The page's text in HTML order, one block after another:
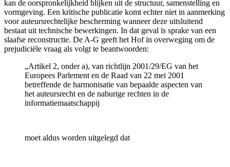
kan de oorspronkelijkheid blijken uit de structuur, samenstelling en
vormgeving. Een kritische publicatie komt echter niet in aanmerking
voor auteursrechtelijke bescherming wanneer deze uitsluitend
bestaat uit technische bewerkingen. In dat geval is sprake van een
slaafse reconstructie. De A-G geeft het Hof in overweging om de
prejudiciële vraag als volgt te beantwoorden:
„Artikel 2, onder a), van richtlijn 2001/29/EG van het
Europees Parlement en de Raad van 22 mei 2001
betreffende de harmonisatie van bepaalde aspecten van
het auteursrecht en de naburige rechten in de
informatiemaatschappij
moet aldus worden uitgelegd dat